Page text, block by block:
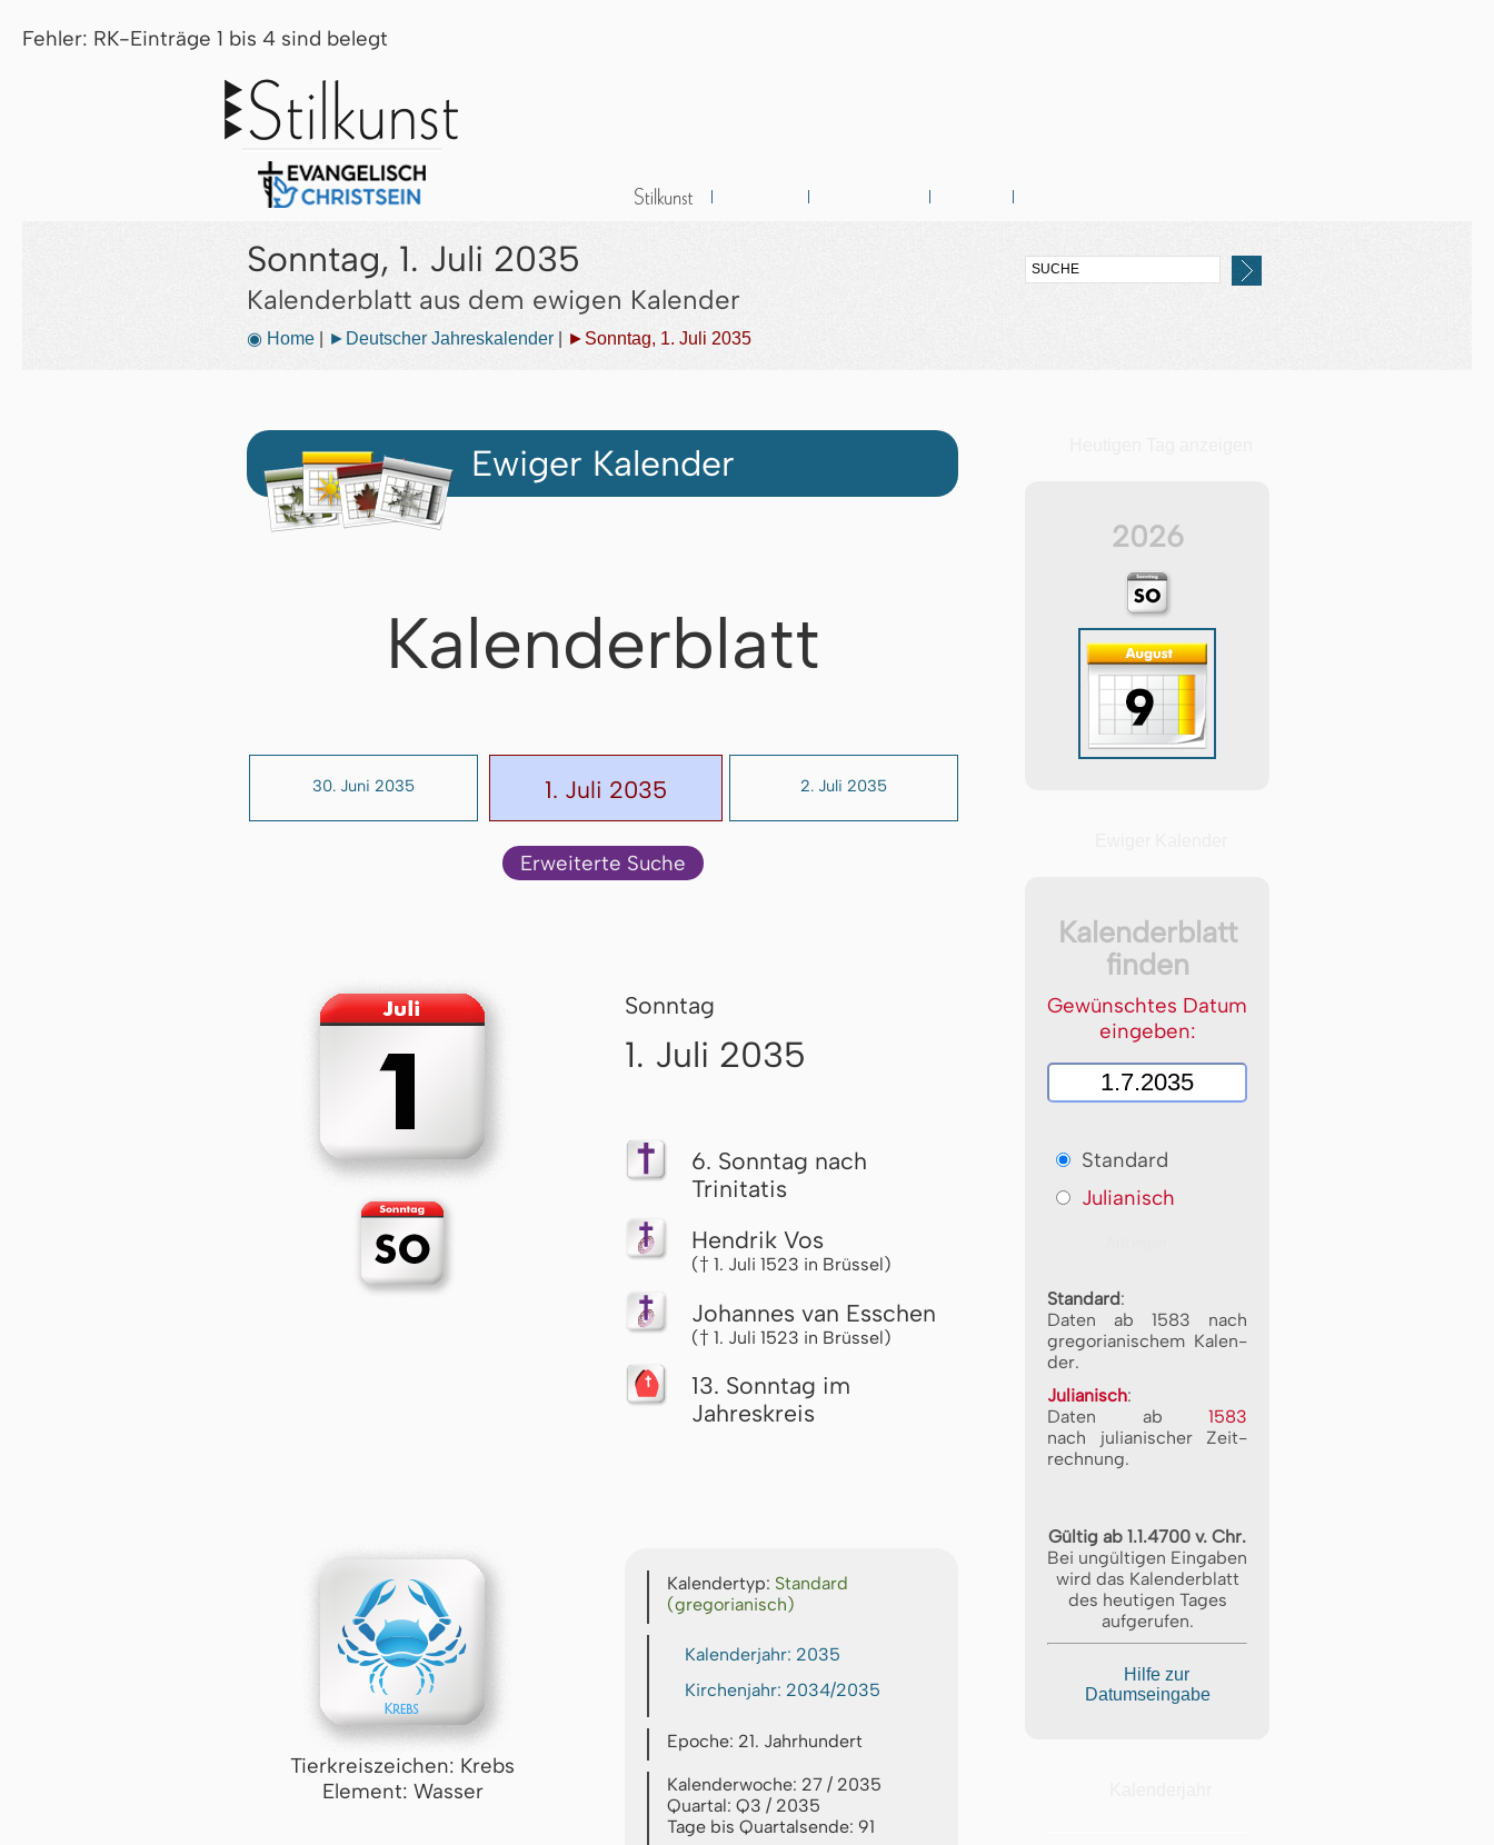
Fehler: RK-Einträge 1 bis 4 sind belegt
Sonntag, 1. Juli 2035
Kalenderblatt aus dem ewigen Kalender
◉ Home ►Deutscher Jahreskalender ►Sonntag, 1. Juli 2035
Ewiger Kalender
Kalenderblatt
30. Juni 2035 1. Juli 2035 2. Juli 2035
Erweiterte Suche
Sonntag
1. Juli 2035
6. Sonntag nach
Trinitatis
Hendrik Vos
(† 1. Juli 1523 in Brüssel)
Johannes van Esschen
(† 1. Juli 1523 in Brüssel)
13. Sonntag im
Jahreskreis
Tierkreiszeichen: Krebs
Element: Wasser
Kalendertyp: Standard
(gregorianisch)
Kalenderjahr: 2035
Kirchenjahr: 2034/2035
Epoche: 21. Jahrhundert
Kalenderwoche: 27 / 2035
Quartal: Q3 / 2035
Tage bis Quartalsende: 91
2026
Kalenderblatt
finden
Gewünschtes Datum
eingeben:
Standard
Julianisch
Standard:
Daten ab 1583 nach
gre­go­ri­a­ni­schem Ka­len­
der.
Julianisch:
Daten ab 1583
nach ju­li­a­ni­scher Zeit­
rech­nung.
Gültig ab 1.1.4700 v. Chr.
Bei ungültigen Eingaben
wird das Kalenderblatt
des heutigen Tages
aufgerufen.
Hilfe zur
Datumseingabe